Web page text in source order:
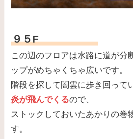
９５F
この辺のフロアは水路に道が分
ップがめちゃくちゃ広いです。
階段を探して闇雲に歩き回って
炎が飛んでくるので、
ストックしておいたあかりの巻
す。